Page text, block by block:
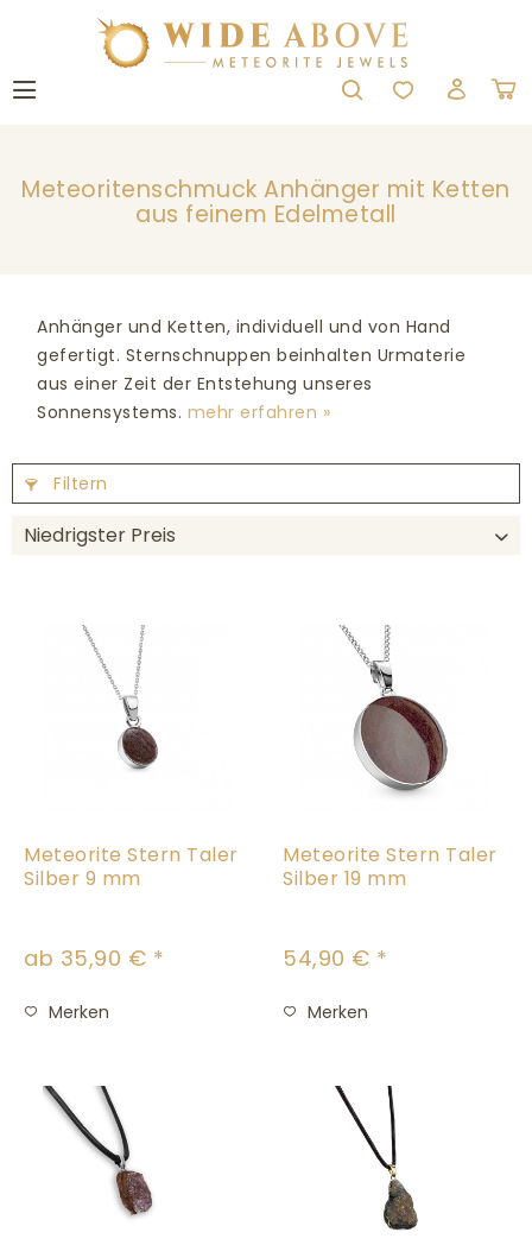
Meteoritenschmuck Anhänger mit Ketten
aus feinem Edelmetall
Anhänger und Ketten, individuell und von Hand
gefertigt. Sternschnuppen beinhalten Urmaterie
aus einer Zeit der Entstehung unseres
Sonnensystems. mehr erfahren »
Filtern
Meteorite Stern Taler
Silber 9 mm
ab 35,90 € *
Merken
Meteorite Stern Taler
Silber 19 mm
54,90 € *
Merken